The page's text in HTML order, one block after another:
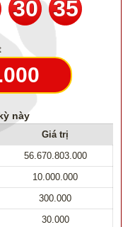
30 35
này
Giá trị
56.670.803.000
10.000.000
300.000
30.000